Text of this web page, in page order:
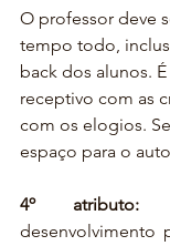
O professor deve
tempo todo,
back dos alunos.
receptivo com as
com os elogios.
espaço para o
4º atributo:
desenvolvimento